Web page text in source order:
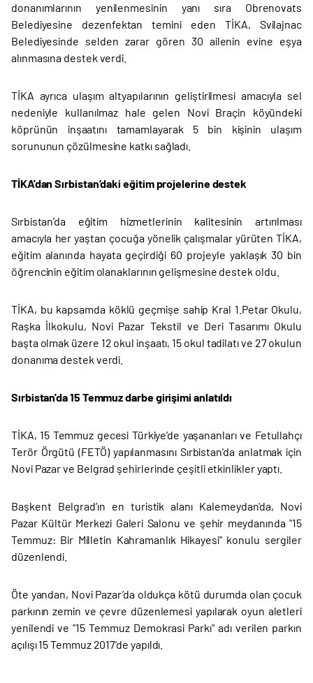
donanımlarının yenilenmesinin yanı sıra Obrenovats
Belediyesine dezenfektan temini eden TİKA, Svilajnac
Belediyesinde selden zarar gören 30 ailenin evine eşya
alınmasına destek verdi.
TİKA ayrıca ulaşım altyapılarının geliştirilmesi amacıyla sel
nedeniyle kullanılmaz hale gelen Novi Braçin köyündeki
köprünün inşaatını tamamlayarak 5 bin kişinin ulaşım
sorununun çözülmesine katkı sağladı.
TİKA'dan Sırbistan’daki eğitim projelerine destek
Sırbistan’da eğitim hizmetlerinin kalitesinin artırılması
amacıyla her yaştan çocuğa yönelik çalışmalar yürüten TİKA,
eğitim alanında hayata geçirdiği 60 projeyle yaklaşık 30 bin
öğrencinin eğitim olanaklarının gelişmesine destek oldu.
TİKA, bu kapsamda köklü geçmişe sahip Kral 1.Petar Okulu,
Raşka İlkokulu, Novi Pazar Tekstil ve Deri Tasarımı Okulu
başta olmak üzere 12 okul inşaatı, 15 okul tadilatı ve 27 okulun
donanıma destek verdi.
Sırbistan'da 15 Temmuz darbe girişimi anlatıldı
TİKA, 15 Temmuz gecesi Türkiye’de yaşananları ve Fetullahçı
Terör Örgütü (FETÖ) yapılanmasını Sırbistan'da anlatmak için
Novi Pazar ve Belgrad şehirlerinde çeşitli etkinlikler yaptı.
Başkent Belgrad’ın en turistik alanı Kalemeydan'da, Novi
Pazar Kültür Merkezi Galeri Salonu ve şehir meydanında "15
Temmuz: Bir Milletin Kahramanlık Hikayesi" konulu sergiler
düzenlendi.
Öte yandan, Novi Pazar’da oldukça kötü durumda olan çocuk
parkının zemin ve çevre düzenlemesi yapılarak oyun aletleri
yenilendi ve "15 Temmuz Demokrasi Parkı" adı verilen parkın
açılışı 15 Temmuz 2017’de yapıldı.